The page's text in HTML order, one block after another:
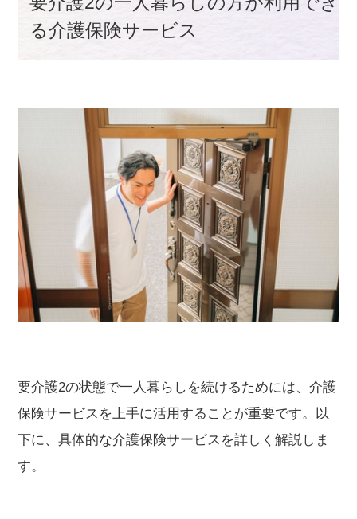
る介護保険サービス
要介護2の状態で一人暮らしを続けるためには、介護
保険サービスを上手に活用することが重要です。以
下に、具体的な介護保険サービスを詳しく解説しま
す。